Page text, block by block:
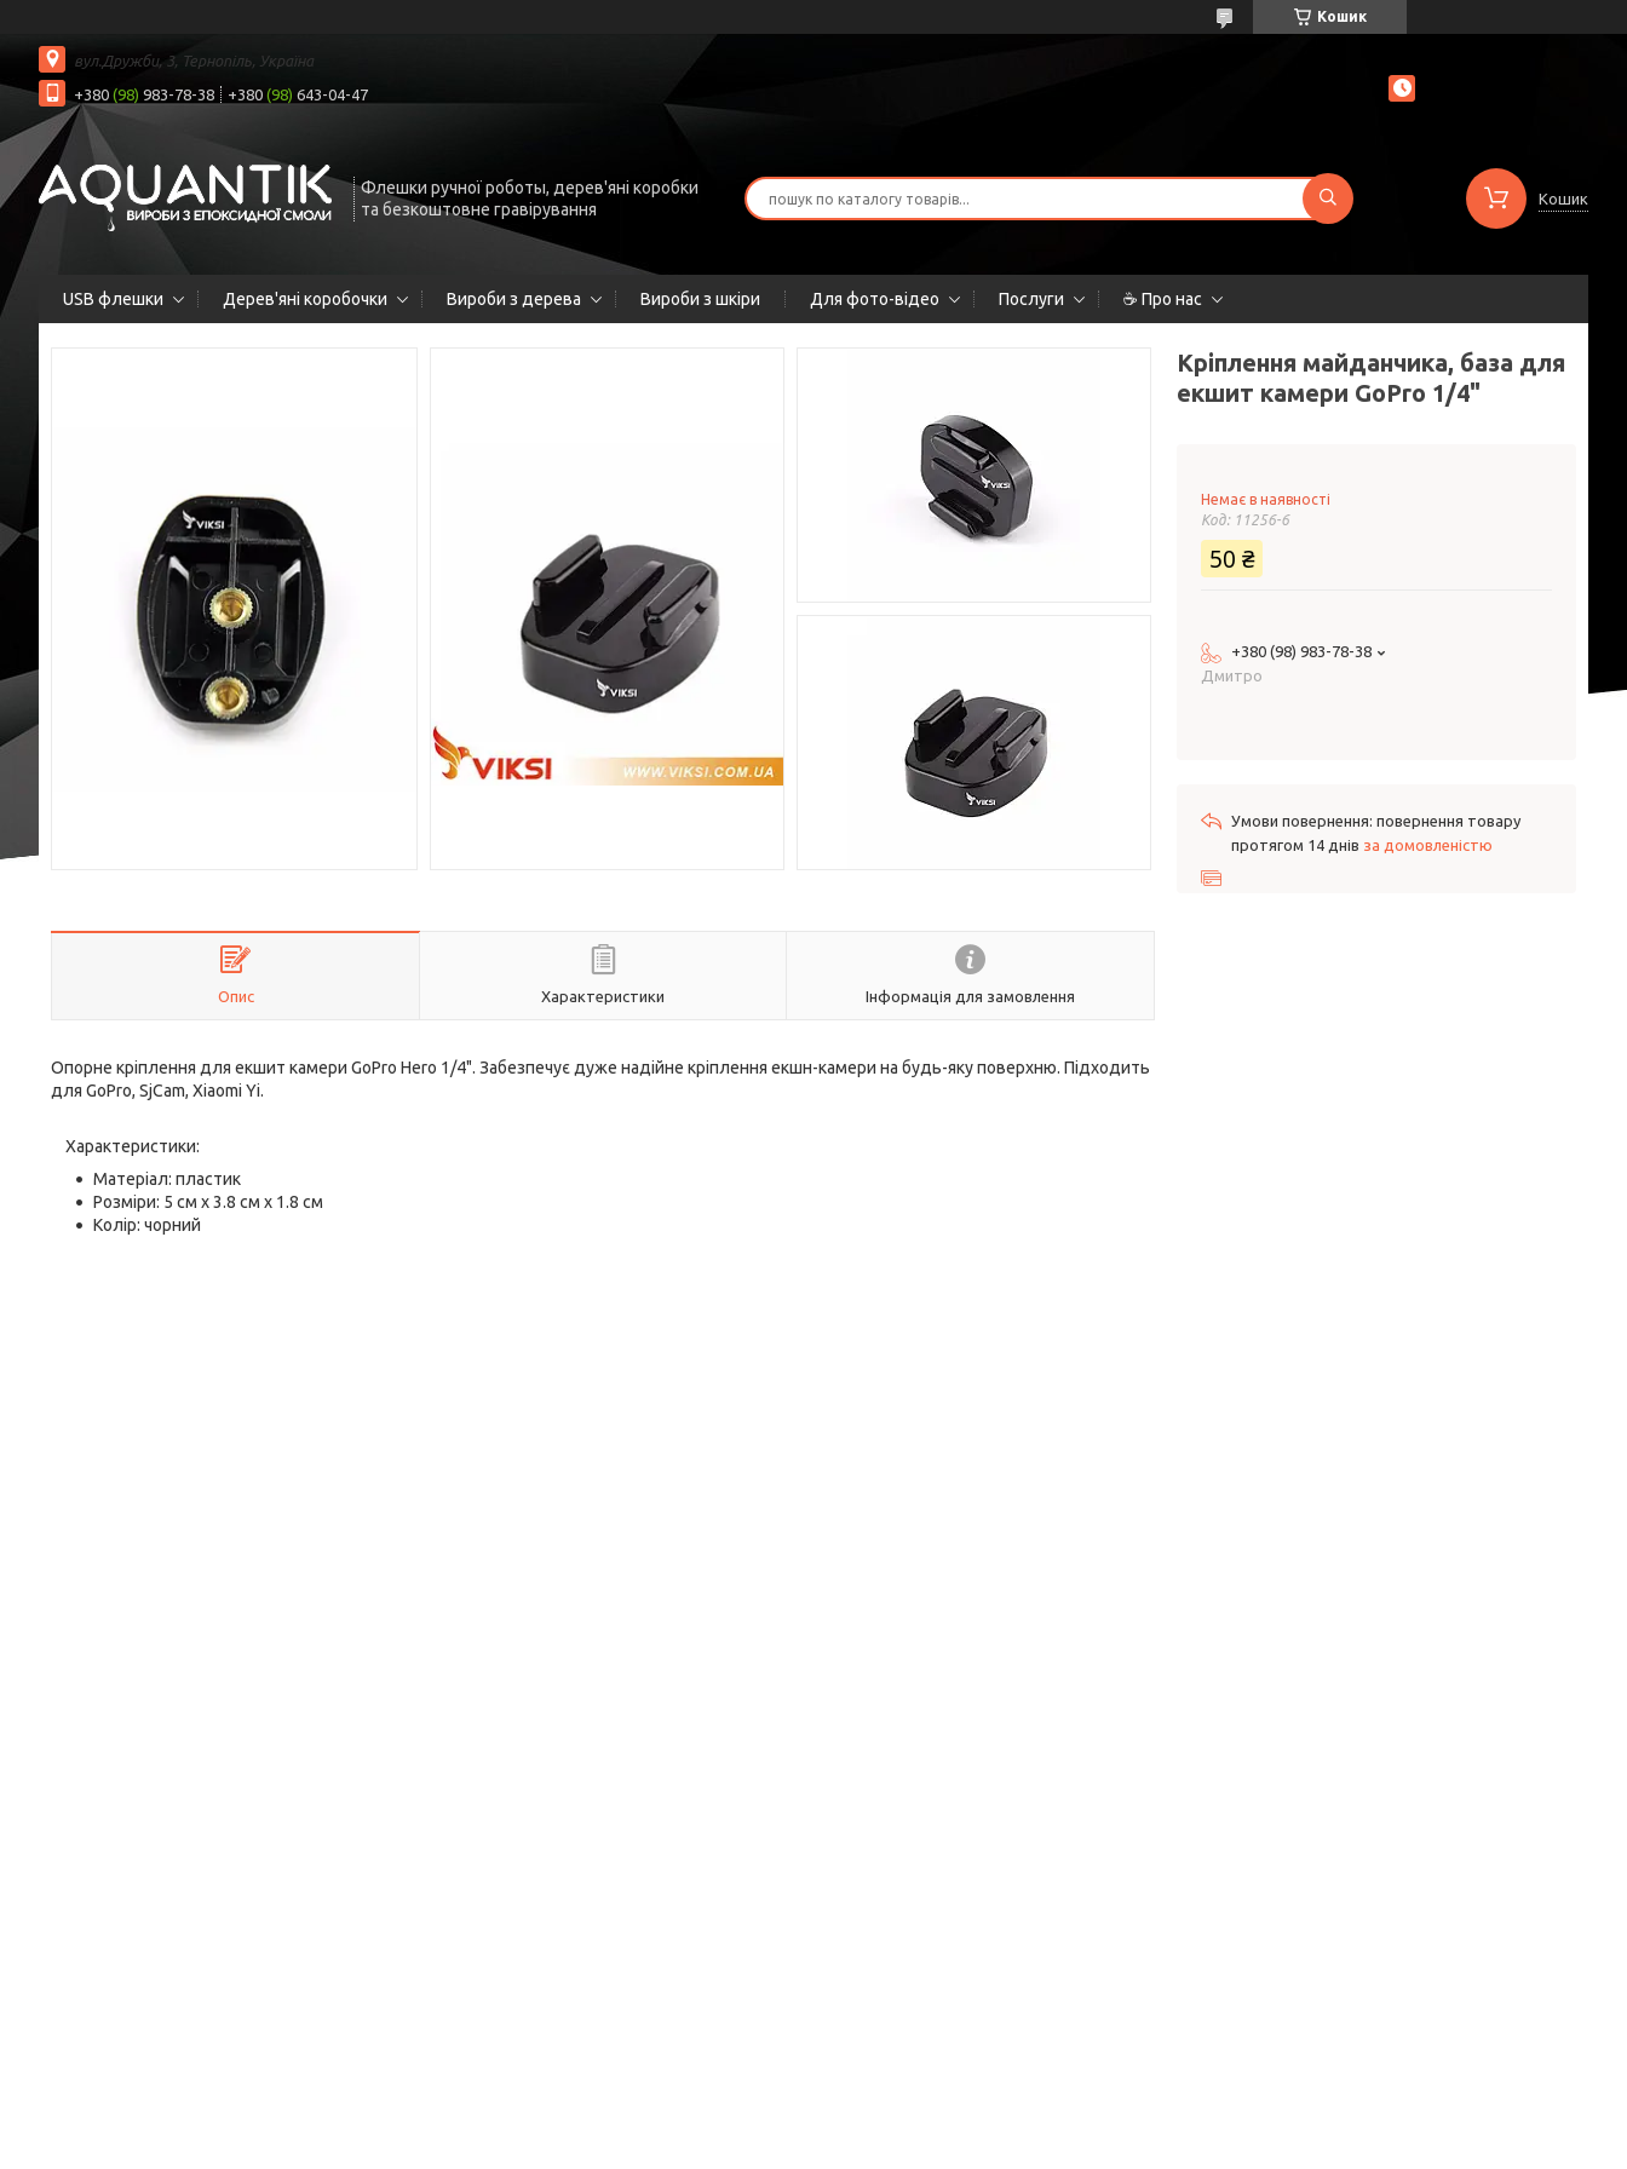
Кошик
вул.Дружби, 3, Тернопіль, Україна
+380 (98) 983-78-38 +380 (98) 643-04-47
Флешки ручної роботы, дерев'яні коробки
та безкоштовне гравірування
Кошик
USB флешки Дерев'яні коробочки Вироби з дерева Вироби з шкіри Для фото-відео Послуги ☕ Про нас
Опис Характеристики Інформація для замовлення
Опорне кріплення для екшит камери GoPro Hero 1/4". Забезпечує дуже надійне кріплення екшн-камери на будь-яку поверхню. Підходить
для GoPro, SjCam, Xiaomi Yi.
Характеристики:
Матеріал: пластик
Розміри: 5 см х 3.8 см х 1.8 см
Колір: чорний
Кріплення майданчика, база для
екшит камери GoPro 1/4"
Немає в наявності
Код: 11256-6
50 ₴
+380 (98) 983-78-38
Дмитро
повернення товару
протягом 14 днів за домовленістю